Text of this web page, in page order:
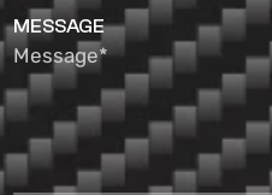
MESSAGE
Message*